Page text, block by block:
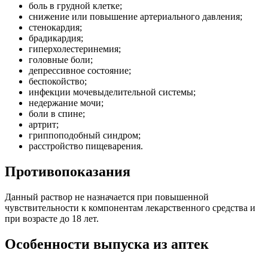
боль в грудной клетке;
снижение или повышение артериального давления;
стенокардия;
брадикардия;
гиперхолестеринемия;
головные боли;
депрессивное состояние;
беспокойство;
инфекции мочевыделительной системы;
недержание мочи;
боли в спине;
артрит;
гриппоподобный синдром;
расстройство пищеварения.
Противопоказания
Данный раствор не назначается при повышенной
чувствительности к компонентам лекарственного средства и
при возрасте до 18 лет.
Особенности выпуска из аптек